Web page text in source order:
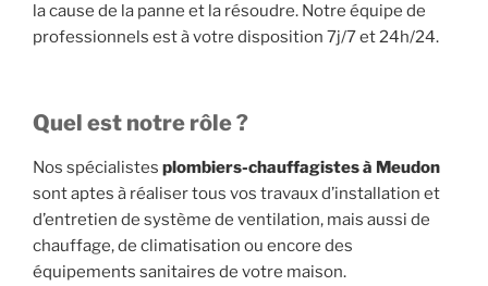
la cause de la panne et la résoudre. Notre équipe de
professionnels est à votre disposition 7j/7 et 24h/24.
Quel est notre rôle ?
Nos spécialistes plombiers-chauffagistes à Meudon
sont aptes à réaliser tous vos travaux d’installation et
d’entretien de système de ventilation, mais aussi de
chauffage, de climatisation ou encore des
équipements sanitaires de votre maison.